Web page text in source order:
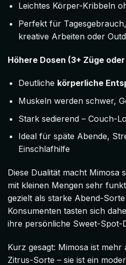
Leichtes Körper-Kribbeln
Perfekt für
kreative Arbeiten oder
Höhere Dosen (3+ Züge
Deutliche körperliche
Muskeln werden schwer,
Stark sedierend – Couch-
Ideal für späte Abende,
Einschlafhilfe
Diese Dualität macht Mimosa
mit kleinen Mengen sehr
gezielt als starke Abend-
Konsumenten tasten sich
ihre persönliche Sweet-Spot-
Kurz gesagt: Mimosa ist
Zitrus-Sorte – sie ist ein